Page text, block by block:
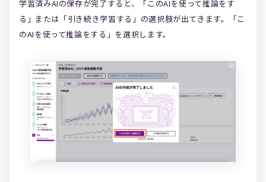
学習済みAIの保存が完了すると、「このAIを使って推論をす
る」または「引き続き学習する」の選択肢が出てきます。「こ
のAIを使って推論をする」を選択します。